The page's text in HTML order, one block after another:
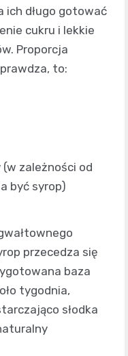
ich długo gotować
cukru i lekkie
Proporcja
to:
(w zależności od
być syrop)
przecedza się
baza
tygodnia,
słodka